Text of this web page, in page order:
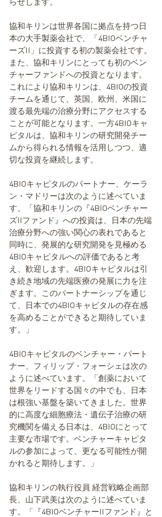
協和キリンは世界各国に拠点を持つ日
本の大手製薬会社で、「4BIOベンチャ
ーズII」に投資する初の製薬会社です。
また、協和キリンにとっても初のベン
チャーファンドへの投資となります。
これにより協和キリンは、4BIOの投資
チームを通じて、英国、欧州、米国に
渡る最先端の治療分野にアクセスする
ことが可能となります。一方4BIOキャ
ピタルは、協和キリンの研究開発チー
ムから得られる情報を活用しつつ、適
切な投資を継続します。
4BIOキャピタルのパートナー、ケーラ
ン・マドリーは次のように述べていま
す。「協和キリンの『4BIOベンチャー
ズIIファンド』への投資は、日本の先端
治療分野への強い関心の表れであると
同時に、発展的な研究開発を見極める
4BIOキャピタルへの評価であると考
え、歓迎します。4BIOキャピタルは引
き続き地域の先端医療の発展に力を注
ぎます。このパートナーシップを通じ
て、日本での4BIOキャピタルの存在感
を高めることができると期待していま
す。」
4BIOキャピタルのベンチャー・パート
ナー、フィリップ・フォーシェは次の
ように述べています。「創薬において
世界をリードする国々の中でも、日本
は根強い基盤を築いてきました。世界
的に高度な細胞療法・遺伝子治療の研
究機関を備える日本は、4BIOにとって
主要な市場です。ベンチャーキャピタ
ルの参加によって、更なる可能性が開
かれると期待します。」
協和キリンの執⾏役員 経営戦略企画部
⻑、⼭下武美は次のように述べていま
す。「『4BIOベンチャーIIファンド』と